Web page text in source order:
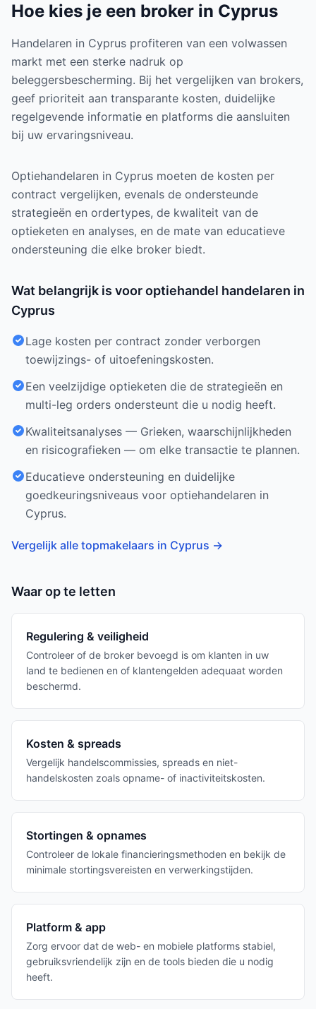
Hoe kies je een broker in Cyprus
Handelaren in Cyprus profiteren van een volwassen
markt met een sterke nadruk op
beleggersbescherming. Bij het vergelijken van brokers,
geef prioriteit aan transparante kosten, duidelijke
regelgevende informatie en platforms die aansluiten
bij uw ervaringsniveau.
Optiehandelaren in Cyprus moeten de kosten per
contract vergelijken, evenals de ondersteunde
strategieën en ordertypes, de kwaliteit van de
optieketen en analyses, en de mate van educatieve
ondersteuning die elke broker biedt.
Wat belangrijk is voor optiehandel handelaren in
Cyprus
Lage kosten per contract zonder verborgen
toewijzings- of uitoefeningskosten.
Een veelzijdige optieketen die de strategieën en
multi-leg orders ondersteunt die u nodig heeft.
Kwaliteitsanalyses — Grieken, waarschijnlijkheden
en risicografieken — om elke transactie te plannen.
Educatieve ondersteuning en duidelijke
goedkeuringsniveaus voor optiehandelaren in
Cyprus.
Vergelijk alle topmakelaars in Cyprus →
Waar op te letten
Regulering & veiligheid
Controleer of de broker bevoegd is om klanten in uw
land te bedienen en of klantengelden adequaat worden
beschermd.
Kosten & spreads
Vergelijk handelscommissies, spreads en niet-
handelskosten zoals opname- of inactiviteitskosten.
Stortingen & opnames
Controleer de lokale financieringsmethoden en bekijk de
minimale stortingsvereisten en verwerkingstijden.
Platform & app
Zorg ervoor dat de web- en mobiele platforms stabiel,
gebruiksvriendelijk zijn en de tools bieden die u nodig
heeft.